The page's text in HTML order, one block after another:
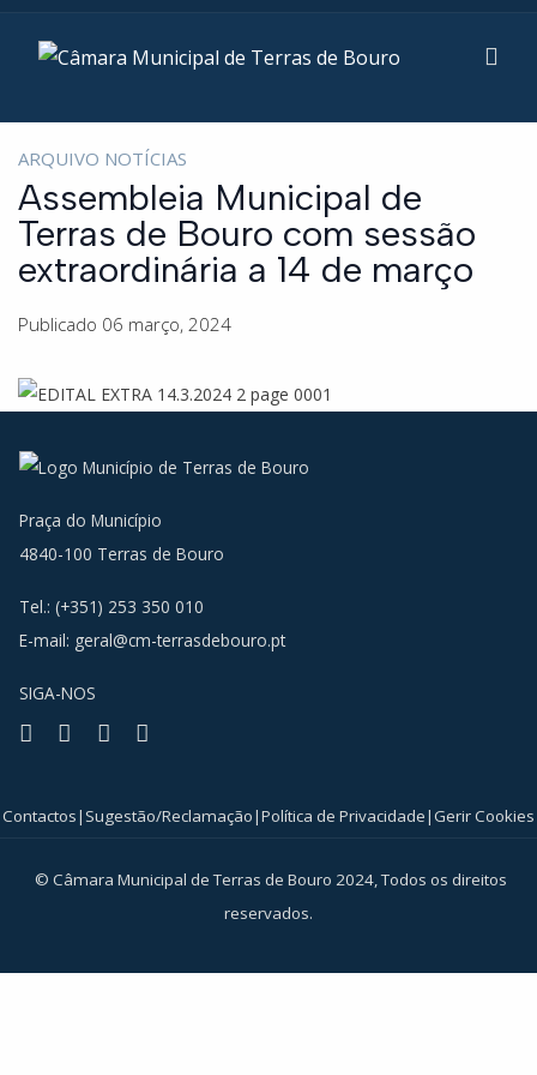
ARQUIVO NOTÍCIAS
Assembleia Municipal de
Terras de Bouro com sessão
extraordinária a 14 de março
Publicado 06 março, 2024
Praça do Município
4840-100 Terras de Bouro
Tel.: (+351) 253 350 010
E-mail: geral@cm-terrasdebouro.pt
SIGA-NOS
Facebook
Youtube
Instagram
© Câmara Municipal de Terras de Bouro 2024, Todos os direitos
reservados.
Contactos| Sugestão/Reclamação|Política de Privacidade|Gerir Cookies